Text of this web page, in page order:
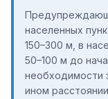
населенных
150–300 м, в
50–100 м до
необходимости
ином